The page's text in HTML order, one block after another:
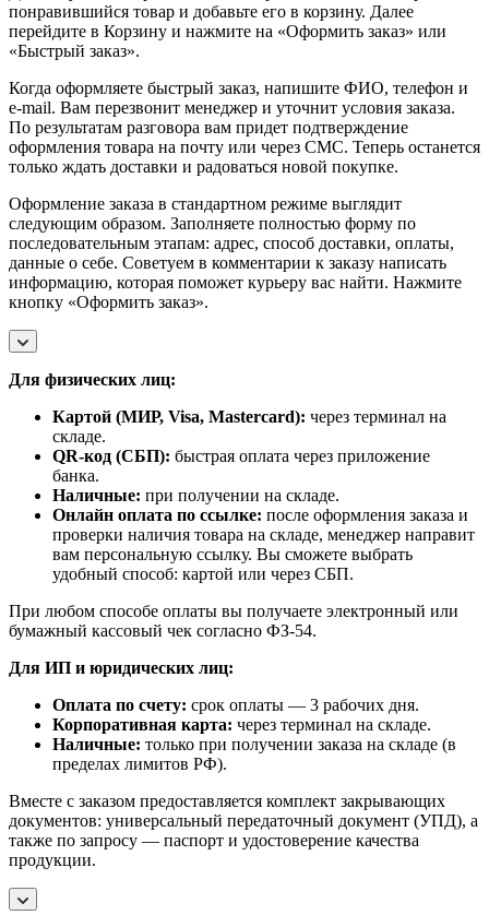
понравившийся товар и добавьте его в корзину. Далее
перейдите в Корзину и нажмите на «Оформить заказ» или
«Быстрый заказ».
Когда оформляете быстрый заказ, напишите ФИО, телефон и
e-mail. Вам перезвонит менеджер и уточнит условия заказа.
По результатам разговора вам придет подтверждение
оформления товара на почту или через СМС. Теперь останется
только ждать доставки и радоваться новой покупке.
Оформление заказа в стандартном режиме выглядит
следующим образом. Заполняете полностью форму по
последовательным этапам: адрес, способ доставки, оплаты,
данные о себе. Советуем в комментарии к заказу написать
информацию, которая поможет курьеру вас найти. Нажмите
кнопку «Оформить заказ».
Для физических лиц:
Картой (МИР, Visa, Mastercard): через терминал на
складе.
QR-код (СБП): быстрая оплата через приложение
банка.
Наличные: при получении на складе.
Онлайн оплата по ссылке: после оформления заказа и
проверки наличия товара на складе, менеджер направит
вам персональную ссылку. Вы сможете выбрать
удобный способ: картой или через СБП.
При любом способе оплаты вы получаете электронный или
бумажный кассовый чек согласно ФЗ-54.
Для ИП и юридических лиц:
Оплата по счету: срок оплаты — 3 рабочих дня.
Корпоративная карта: через терминал на складе.
Наличные: только при получении заказа на складе (в
пределах лимитов РФ).
Вместе с заказом предоставляется комплект закрывающих
документов: универсальный передаточный документ (УПД), а
также по запросу — паспорт и удостоверение качества
продукции.